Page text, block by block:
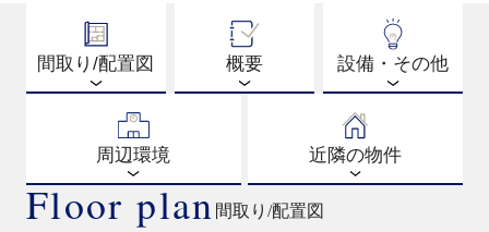
間取り/配置図 概要 設備・その他
周辺環境 近隣の物件
Floor plan 間取り/配置図